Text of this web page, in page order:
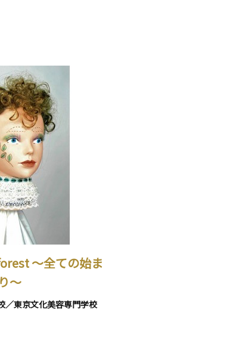
～全ての始ま
り～
／東京文化美容専門学校